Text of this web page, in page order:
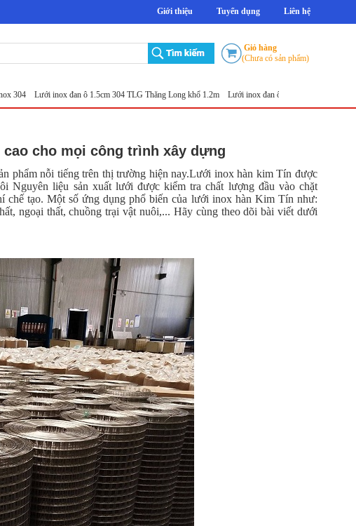
Giới thiệu Tuyển dụng Liên hệ
Giỏ hàng
(Chưa có sản phẩm)
304 Lưới inox đan ô 1.5cm 304 TLG Thăng Long khổ 1.2m Lưới inox đan ô 5ly
cho mọi công trình xây dựng
phẩm nỗi tiếng trên thị trường hiện nay.Lưới inox hàn kim Tín được
Nguyên liệu sản xuất lưới được kiểm tra chất lượng đầu vào chặt
tạo. Một số ứng dụng phổ biến của lưới inox hàn Kim Tín như:
ngoại thất, chuồng trại vật nuôi,... Hãy cùng theo dõi bài viết dưới